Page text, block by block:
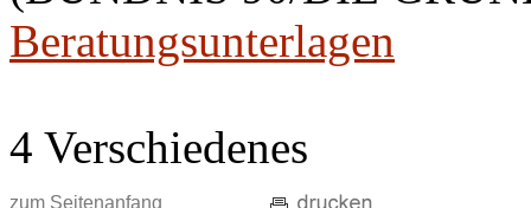
Beratungsunterlagen
4 Verschiedenes
zum Seitenanfang